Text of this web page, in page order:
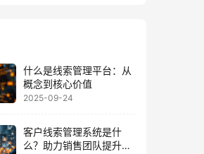
什么是线索管理平台：从
概念到核心价值
2025-09-24
客户线索管理系统是什
么？助力销售团队提升成